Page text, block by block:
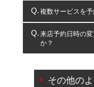
コクピット・タ
複数サービスを
複数サービスの
一部の商品・サービ
出来ないものもござい
来店予約日時の
か？
ご来店予約日の3
その他の